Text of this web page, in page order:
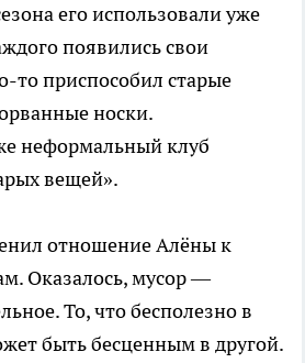
его использовали уже
появились свои
то приспособил старые
носки.
неформальный клуб
вещей».
отношение Алёны к
Оказалось, мусор —
То, что бесполезно в
быть бесценным в другой.